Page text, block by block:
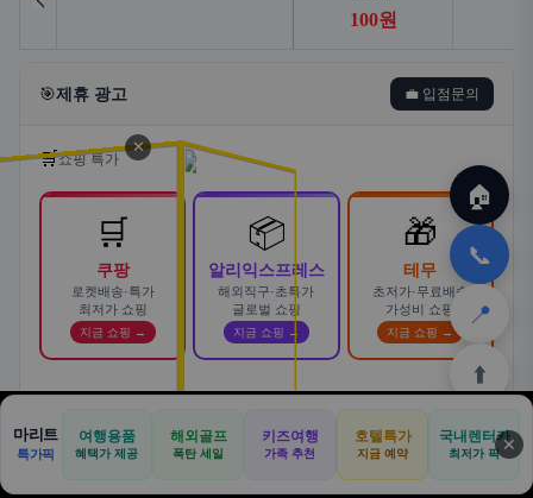
🎯제휴 광고 💼 입점문의
🛒쇼핑 특가
🛒
쿠팡
로켓배송·특가
최저가 쇼핑
지금 쇼핑 →
📦
알리익스프레스
해외직구·초특가
글로벌 쇼핑
지금 쇼핑 →
🎁
테무
초저가·무료배송
가성비 쇼핑
지금 쇼핑 →
🚗
합리적으로
AD
카슐랭 · 신차 장기렌트 · 리스 · 월 렌탈료 비교
바로가기 →
🏠
✈️
공항
⛳
📋
🛒
쿠팡
🎁
테무
🏠
📞
📍
⬆️
🏠 📝
견적
🚐
기사등록
🛒
아마존
✕
마리트
특가픽
여행용품
혜택가 제공
해외골프
폭탄 세일
키즈여행
가족 추천
호텔특가
지금 예약
국내렌터카
최저가 픽 ✕